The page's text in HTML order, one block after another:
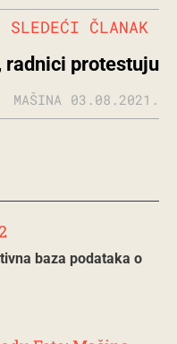
radnici protestuju
SLEDEĆI ČLANAK
MAŠINA 03.08.2021.
baza podataka o